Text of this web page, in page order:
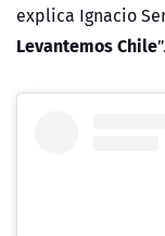
explica Ignacio
Levantemos Chile”.